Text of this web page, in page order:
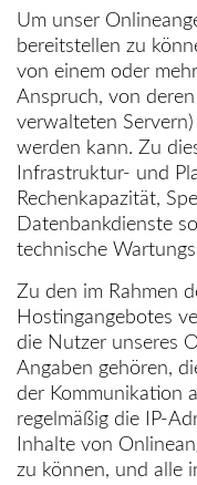
Um unser
bereitstellen zu
von einem oder
Anspruch, von
verwalteten
werden kann. Zu
Infrastruktur- und
Rechenkapazität,
Datenbankdienste
technische
Zu den im Rahmen
Hostingangebotes
die Nutzer unseres
Angaben gehören,
der Kommunikation
regelmäßig die IP-
Inhalte von
zu können, und alle